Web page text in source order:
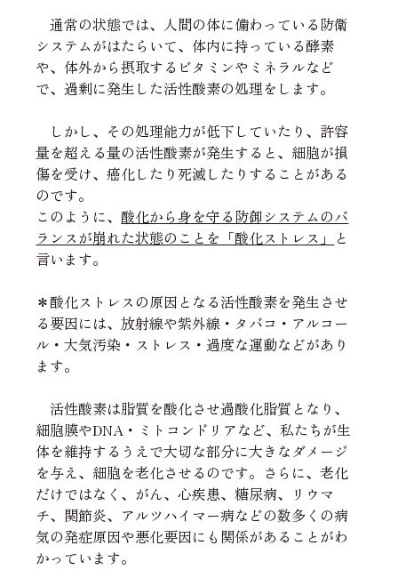
通常の状態では、人間の体に備わっている防衛
システムがはたらいて、体内に持っている酵素
や、体外から摂取するビタミンやミネラルなど
で、過剰に発生した活性酸素の処理をします。
しかし、その処理能力が低下していたり、許容
量を超える量の活性酸素が発生すると、細胞が損
傷を受け、癌化したり死滅したりすることがある
のです。
このように、酸化から身を守る防御システムのバ
ランスが崩れた状態のことを「酸化ストレス」 と
言います。
＊酸化ストレスの原因となる活性酸素を発生させ
る要因には、放射線や紫外線・タバコ・アルコー
ル・大気汚染・ストレス・過度な運動などがあり
ます。
活性酸素は脂質を酸化させ過酸化脂質となり、
細胞膜やDNA・ミトコンドリアなど、私たちが生
体を維持するうえで大切な部分に大きなダメージ
を与え、細胞を老化させるのです。さらに、老化
だけではなく、がん、心疾患、糖尿病、リウマ
チ、関節炎、アルツハイマー病などの数多くの病
気の発症原因や悪化要因にも関係があることがわ
かっています。